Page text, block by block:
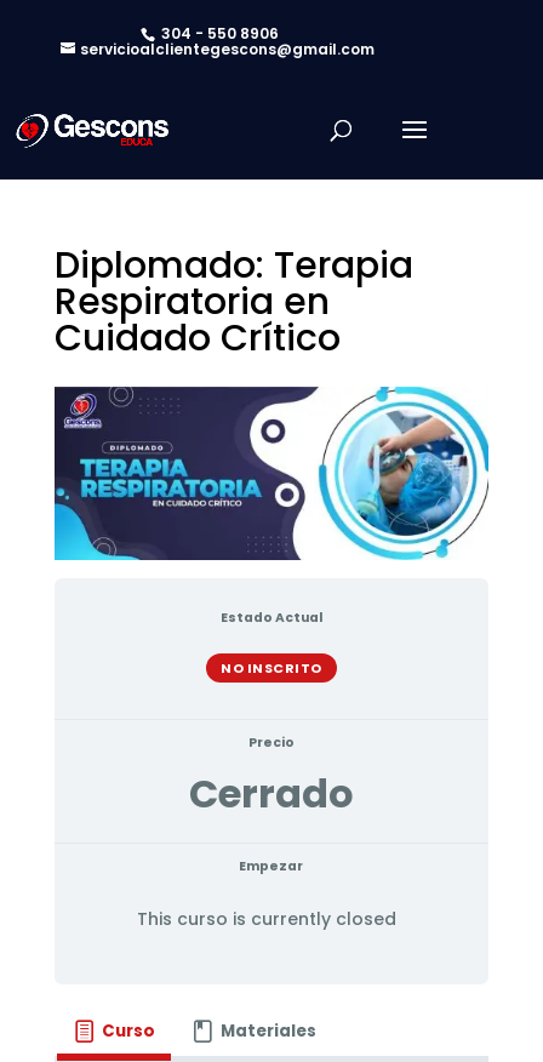
304 - 550 8906
servicioalclientegescons@gmail.com
Diplomado: Terapia
Respiratoria en
Cuidado Crítico
Estado Actual
NO INSCRITO
Precio
Cerrado
Empezar
This curso is currently closed
Curso Materiales